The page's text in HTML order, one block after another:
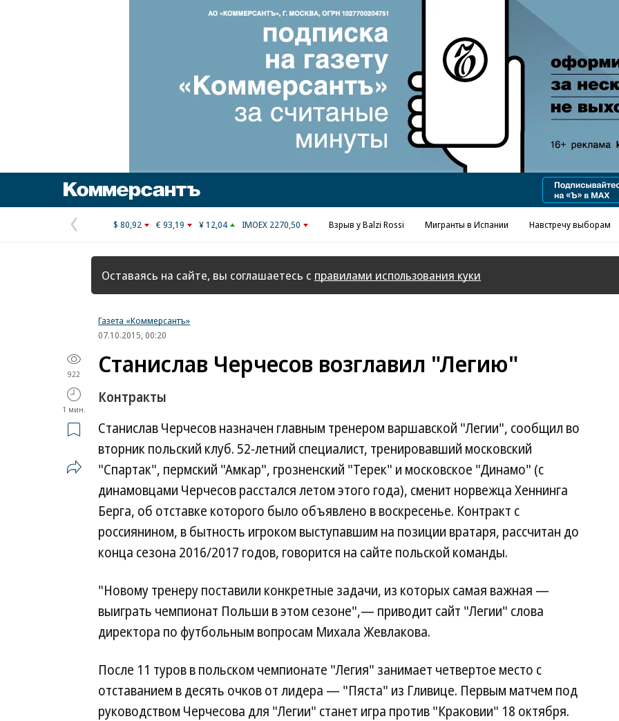
Реклама в «Ъ» www.kommersant.ru/ad
Предыдущая
страница
$ 80,92 € 93,19 ¥ 12,04 IMOEX 2270,50 Взрыв у Balzi Rossi Мигранты в Испании Навстречу выборам
Оставаясь на сайте, вы соглашаетесь с правилами использования куки
Газета «Коммерсантъ»
07.10.2015, 00:20
922
1 мин.
Станислав Черчесов возглавил "Легию"
Контракты
Станислав Черчесов назначен главным тренером варшавской "Легии", сообщил во
вторник польский клуб. 52-летний специалист, тренировавший московский
"Спартак", пермский "Амкар", грозненский "Терек" и московское "Динамо" (с
динамовцами Черчесов расстался летом этого года), сменит норвежца Хеннинга
Берга, об отставке которого было объявлено в воскресенье. Контракт с
россиянином, в бытность игроком выступавшим на позиции вратаря, рассчитан до
конца сезона 2016/2017 годов, говорится на сайте польской команды.
"Новому тренеру поставили конкретные задачи, из которых самая важная —
выиграть чемпионат Польши в этом сезоне",— приводит сайт "Легии" слова
директора по футбольным вопросам Михала Жевлакова.
После 11 туров в польском чемпионате "Легия" занимает четвертое место с
отставанием в десять очков от лидера — "Пяста" из Гливице. Первым матчем под
руководством Черчесова для "Легии" станет игра против "Краковии" 18 октября.